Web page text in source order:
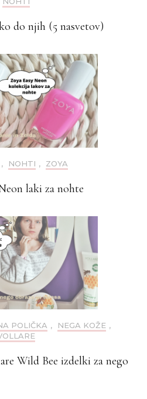
do njih (5 nasvetov)
, NOHTI , ZOYA
laki za nohte
POLIČKA , NEGA KOŽE ,
Wild Bee izdelki za nego